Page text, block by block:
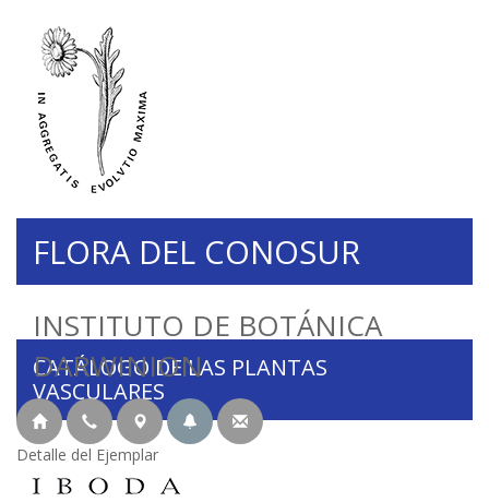
INSTITUTO DE BOTÁNICA
DARWINION
FLORA DEL CONOSUR
CATÁLOGO DE LAS PLANTAS
VASCULARES
Detalle del Ejemplar